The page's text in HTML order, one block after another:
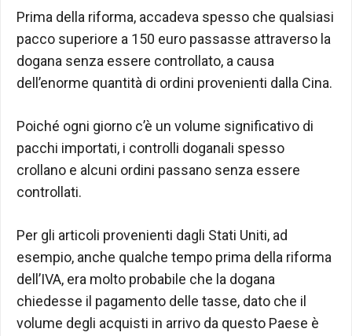
Prima della riforma, accadeva spesso che qualsiasi
pacco superiore a 150 euro passasse attraverso la
dogana senza essere controllato, a causa
dell’enorme quantità di ordini provenienti dalla Cina.
Poiché ogni giorno c’è un volume significativo di
pacchi importati, i controlli doganali spesso
crollano e alcuni ordini passano senza essere
controllati.
Per gli articoli provenienti dagli Stati Uniti, ad
esempio, anche qualche tempo prima della riforma
dell’IVA, era molto probabile che la dogana
chiedesse il pagamento delle tasse, dato che il
volume degli acquisti in arrivo da questo Paese è